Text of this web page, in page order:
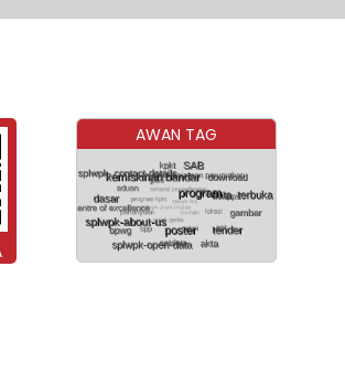
AWAN TAG